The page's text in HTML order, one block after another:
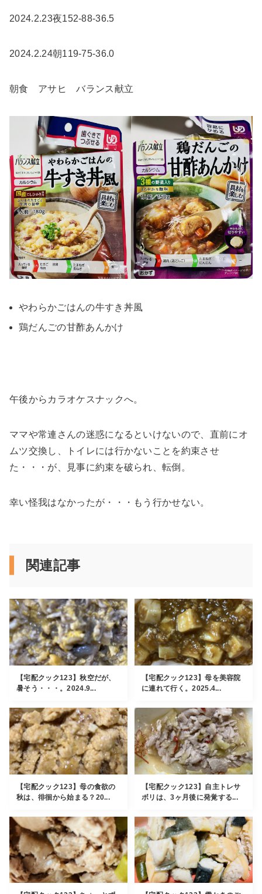
2024.2.23夜152-88-36.5
2024.2.24朝119-75-36.0
朝食 アサヒ バランス献立
やわらかごはんの牛すき丼風
鶏だんごの甘酢あんかけ
午後からカラオケスナックへ。
ママや常連さんの迷惑になるといけないので、直前にオ
ムツ交換し、トイレには行かないことを約束させ
た・・・が、見事に約束を破られ、転倒。
幸い怪我はなかったが・・・もう行かせない。
関連記事
【宅配クック123】秋空だが、
暑そう・・・。2024.9...
【宅配クック123】母を美容院
に連れて行く。2025.4...
【宅配クック123】母の食欲の
秋は、徘徊から始まる？20...
【宅配クック123】自主トレサ
ボリは、3ヶ月後に発覚する...